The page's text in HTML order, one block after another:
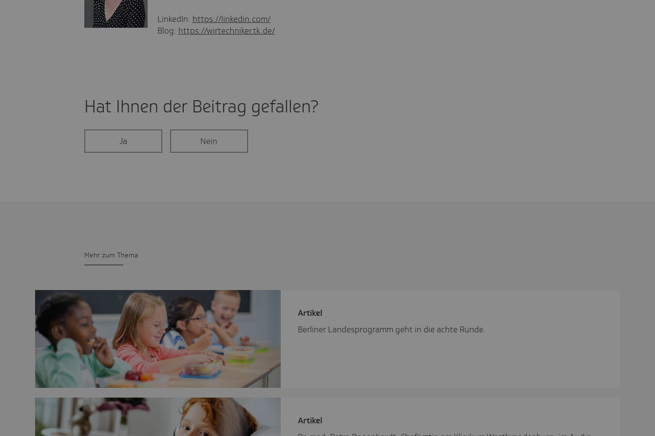
LinkedIn: https://linkedin.com/
Blog: https://wirtechniker.tk.de/
Hat Ihnen der Beitrag gefal­len?
Ja Nein
Mehr zum Thema
Artikel
Berliner Landesprogramm geht in die achte Runde.
Artikel